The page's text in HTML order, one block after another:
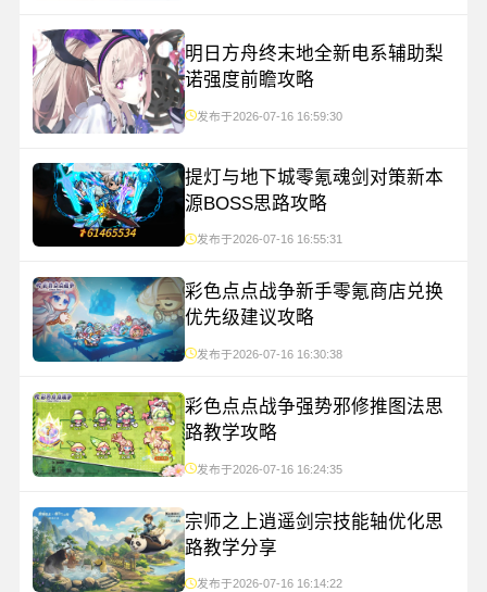
明日方舟终末地全新电系辅助梨
诺强度前瞻攻略
发布于2026-07-16 16:59:30
提灯与地下城零氪魂剑对策新本
源BOSS思路攻略
发布于2026-07-16 16:55:31
彩色点点战争新手零氪商店兑换
优先级建议攻略
发布于2026-07-16 16:30:38
彩色点点战争强势邪修推图法思
路教学攻略
发布于2026-07-16 16:24:35
宗师之上逍遥剑宗技能轴优化思
路教学分享
发布于2026-07-16 16:14:22